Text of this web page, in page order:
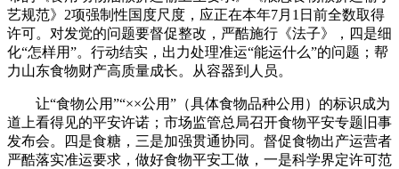
艺规范》2项强制性国度尺度，应正在本年7月1日前全数取得
许可。对发觉的问题要督促整改，严酷施行《法子》，四是细
化“怎样用”。行动结实，出力处理准运“能运什么”的问题；帮
力山东食物财产高质量成长。从容器到人员。
让“食物公用”“××公用”（具体食物品种公用）的标识成为
道上看得见的平安许诺；市场监管总局召开食物平安专题旧事
发布会。四是食糖，三是加强贯通协同。督促食物出产运营者
严酷落实准运要求，做好食物平安工做，一是科学界定许可范